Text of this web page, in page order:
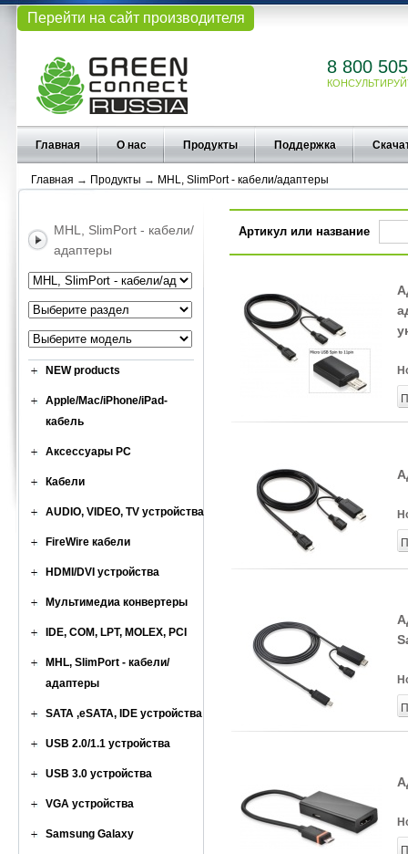
Перейти на сайт производителя
8 800
Главная О нас Продукты Поддержка
Главная → Продукты → MHL, SlimPort - кабели/адаптеры
MHL, SlimPort - кабели/
адаптеры
NEW products
Apple/Mac/iPhone/iPad-
кабель
Аксессуары PC
Кабели
AUDIO, VIDEO, TV устройства
FireWire кабели
HDMI/DVI устройства
Мультимедиа конвертеры
IDE, COM, LPT, MOLEX, PCI
MHL, SlimPort - кабели/
адаптеры
SATA ,eSATA, IDE устройства
USB 2.0/1.1 устройства
USB 3.0 устройства
VGA устройства
Samsung Galaxy
Артикул или название